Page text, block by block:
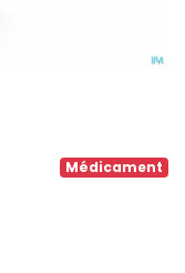
Médicament